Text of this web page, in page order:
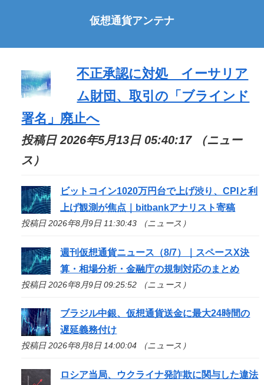
仮想通貨アンテナ
不正承認に対処 イーサリア
ム財団、取引の「ブラインド
署名」廃止へ
投稿日 2026年5月13日 05:40:17 （ニュー
ス）
ビットコイン1020万円台で上げ渋り、CPIと利
上げ観測が焦点｜bitbankアナリスト寄稿
投稿日 2026年8月9日 11:30:43 （ニュース）
週刊仮想通貨ニュース（8/7）｜スペースX決
算・相場分析・金融庁の規制対応のまとめ
投稿日 2026年8月9日 09:25:52 （ニュース）
ブラジル中銀、仮想通貨送金に最大24時間の
遅延義務付け
投稿日 2026年8月8日 14:00:04 （ニュース）
ロシア当局、ウクライナ発詐欺に関与した違法